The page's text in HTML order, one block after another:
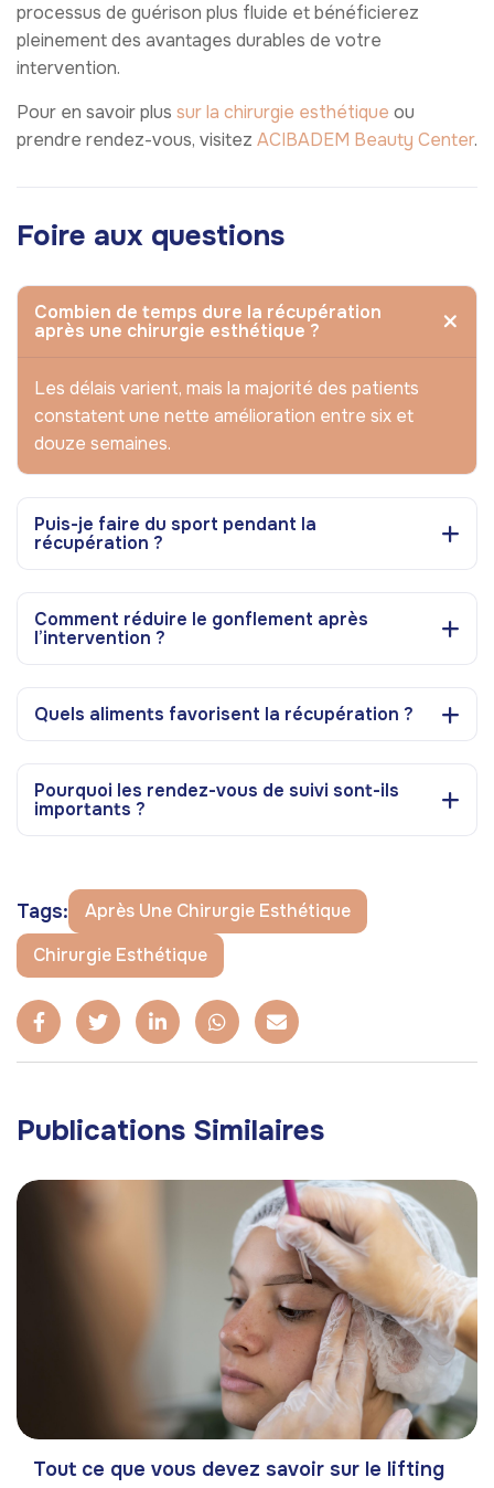
processus de guérison plus fluide et bénéficierez
pleinement des avantages durables de votre
intervention.
Pour en savoir plus sur la chirurgie esthétique ou
prendre rendez-vous, visitez ACIBADEM Beauty Center.
Foire aux questions
Combien de temps dure la récupération
après une chirurgie esthétique ?
Les délais varient, mais la majorité des patients
constatent une nette amélioration entre six et
douze semaines.
Puis-je faire du sport pendant la
récupération ?
Comment réduire le gonflement après
l’intervention ?
Quels aliments favorisent la récupération ?
Pourquoi les rendez-vous de suivi sont-ils
importants ?
Tags:
Après Une Chirurgie Esthétique
Chirurgie Esthétique
Publications Similaires
Tout ce que vous devez savoir sur le lifting